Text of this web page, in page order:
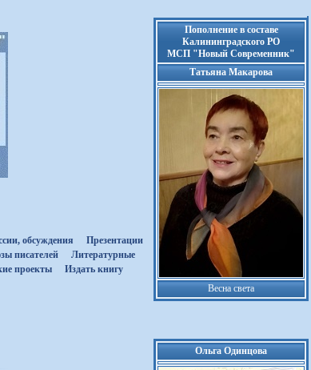
обсуждения
Презентации
писателей
Литературные
проекты Издать книгу
Пополнение в составе
Калининградского РО
МСП "Новый Современник"
Татьяна Макарова
Весна света
Ольга Одинцова